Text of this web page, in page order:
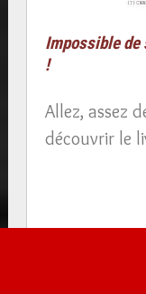
Impossible de
!
Allez, assez
découvrir le